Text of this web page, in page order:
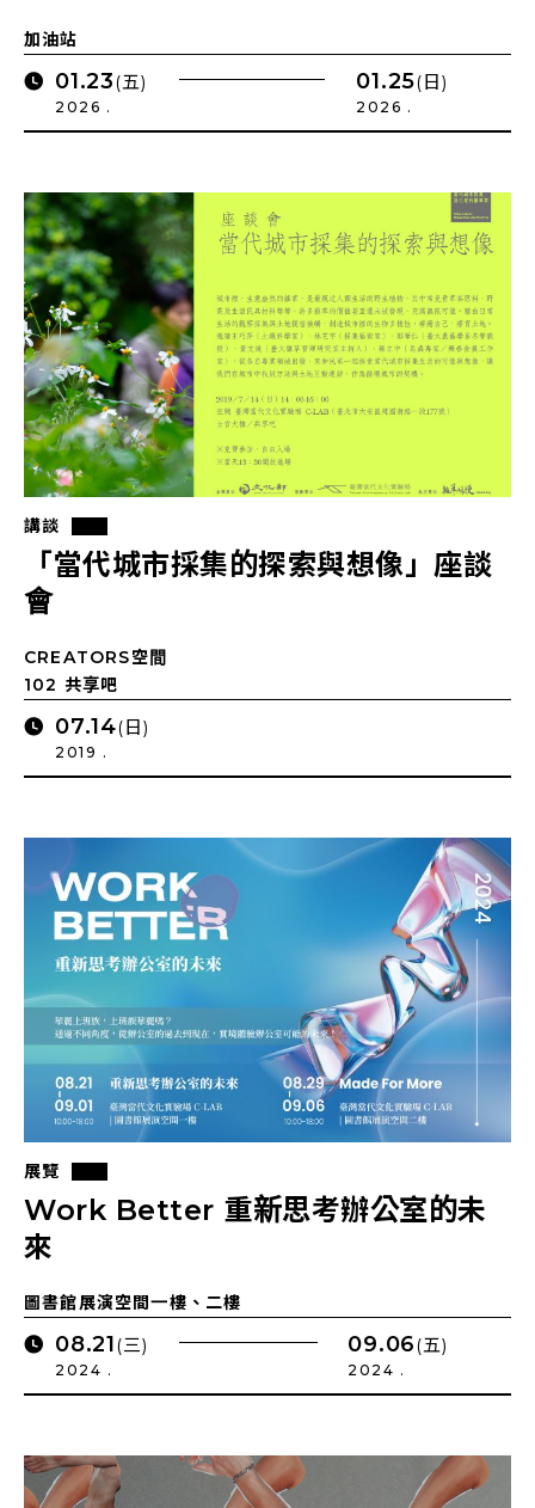
加油站
01.23(五)
2026 .
01.25(日)
2026 .
講談
「當代城市採集的探索與想像」座談
會
CREATORS空間
102 共享吧
07.14(日)
2019 .
展覽
Work Better 重新思考辦公室的未
來
圖書館展演空間一樓、二樓
08.21(三)
2024 .
09.06(五)
2024 .